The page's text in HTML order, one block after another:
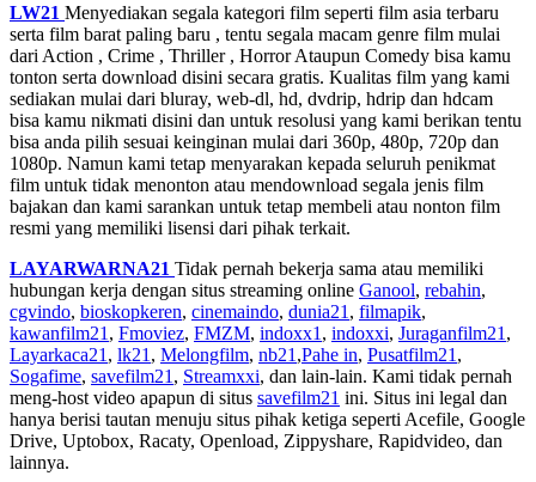
LW21 Menyediakan segala kategori film seperti film asia terbaru
serta film barat paling baru , tentu segala macam genre film mulai
dari Action , Crime , Thriller , Horror Ataupun Comedy bisa kamu
tonton serta download disini secara gratis. Kualitas film yang kami
sediakan mulai dari bluray, web-dl, hd, dvdrip, hdrip dan hdcam
bisa kamu nikmati disini dan untuk resolusi yang kami berikan tentu
bisa anda pilih sesuai keinginan mulai dari 360p, 480p, 720p dan
1080p. Namun kami tetap menyarakan kepada seluruh penikmat
film untuk tidak menonton atau mendownload segala jenis film
bajakan dan kami sarankan untuk tetap membeli atau nonton film
resmi yang memiliki lisensi dari pihak terkait.
LAYARWARNA21 Tidak pernah bekerja sama atau memiliki
hubungan kerja dengan situs streaming online Ganool, rebahin,
cgvindo, bioskopkeren, cinemaindo, dunia21 , filmapik,
kawanfilm21 , Fmoviez, FMZM, indoxx1 , indoxxi, Juraganfilm21 ,
Layarkaca21 , lk21 , Melongfilm, nb21 ,Pahe in, Pusatfilm21 ,
Sogafime, savefilm21 , Streamxxi, dan lain-lain. Kami tidak pernah
meng-host video apapun di situs savefilm21 ini. Situs ini legal dan
hanya berisi tautan menuju situs pihak ketiga seperti Acefile, Google
Drive, Uptobox, Racaty, Openload, Zippyshare, Rapidvideo, dan
lainnya.